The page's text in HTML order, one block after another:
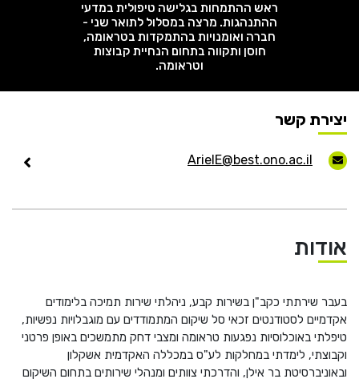
סגל
נרשמים
רישום
מלגות
International
English
ראש ההתמחות בגלישה טיפולית במדעי
ההתנהגות. מרצה במסלול לתואר שני -
חברה ואומנויות בהתמקדות בטראומה,
חוסן ותקווה בתחום הנחיית קבוצות
וטראומה.
יצירת קשר
ArielE@best.ono.ac.il
אודות
בעבר שירתתי כקב"ן בשירות קבע, ניהלתי שירות תמיכה בלימודים
אקדמיים לסטודנטים זכאי סל שיקום המתמודדים עם מוגבלויות נפשיות,
טיפלתי באוכלוסיות נפגעות טראומה ומצבי דחק מתמשכים באופן פרטני
וקבוצתי, לימדתי במחלקות לע"ס במכללה האקדמית אשקלון
ובאוניברסיטת בר אילן, והדרכתי צוותים ומנהלי שירותים בתחום השיקום